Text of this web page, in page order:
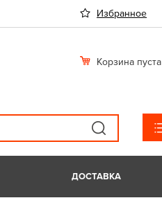
Избранное
Корзина пуста
ДОСТАВКА